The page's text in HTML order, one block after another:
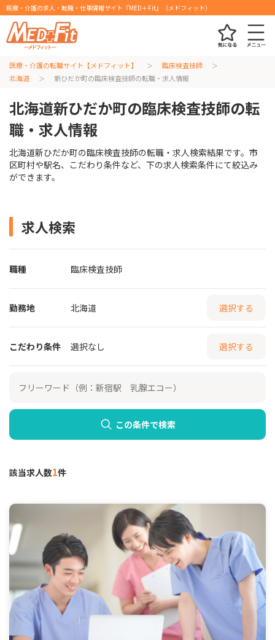
医療・介護の求人・転職・仕事情報サイト『MED＋Fit』（メドフィット）
医療・介護の転職サイト【メドフィット】
臨床検査技師
北海道
新ひだか町の臨床検査技師の転職・求人情報
北海道新ひだか町の臨床検査技師の転
職・求人情報
北海道新ひだか町の臨床検査技師の転職・求人検索結果です。市
区町村や駅名、こだわり条件など、下の求人検索条件にて絞込み
ができます。
求人検索
職種 臨床検査技師
勤務地 北海道 選択する
こだわり条件 選択なし 選択する
この条件で検索
該当求人数1件